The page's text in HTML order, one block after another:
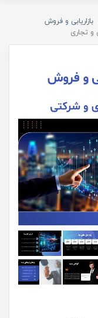
بازاریابی و فروش
و تجاری